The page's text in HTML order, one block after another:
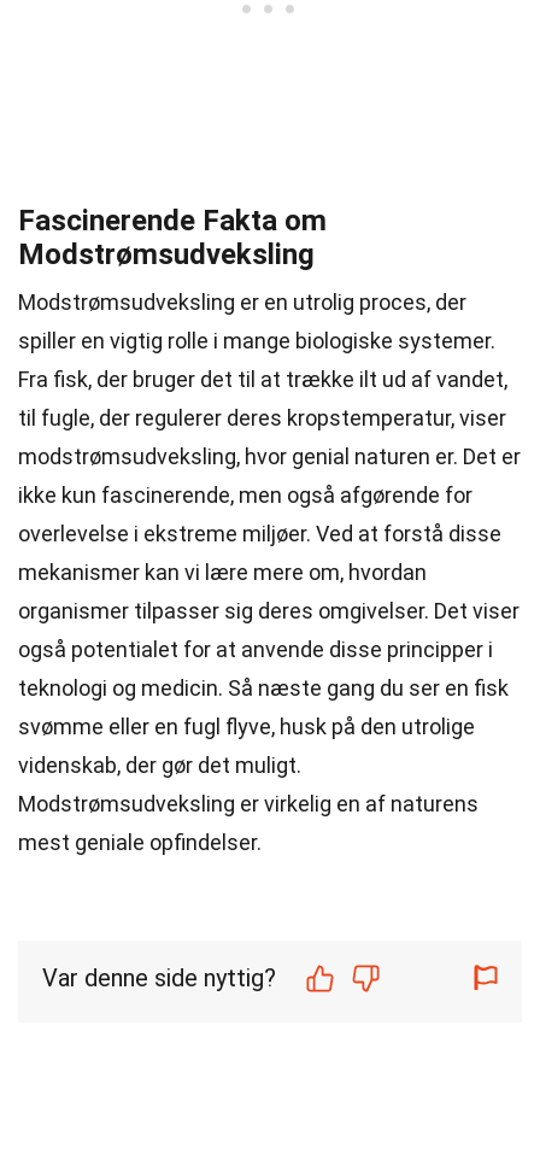
Fascinerende Fakta om
Modstrømsudveksling
Modstrømsudveksling er en utrolig proces, der
spiller en vigtig rolle i mange biologiske systemer.
Fra fisk, der bruger det til at trække ilt ud af vandet,
til fugle, der regulerer deres kropstemperatur, viser
modstrømsudveksling, hvor genial naturen er. Det er
ikke kun fascinerende, men også afgørende for
overlevelse i ekstreme miljøer. Ved at forstå disse
mekanismer kan vi lære mere om, hvordan
organismer tilpasser sig deres omgivelser. Det viser
også potentialet for at anvende disse principper i
teknologi og medicin. Så næste gang du ser en fisk
svømme eller en fugl flyve, husk på den utrolige
videnskab, der gør det muligt.
Modstrømsudveksling er virkelig en af naturens
mest geniale opfindelser.
Var denne side nyttig?